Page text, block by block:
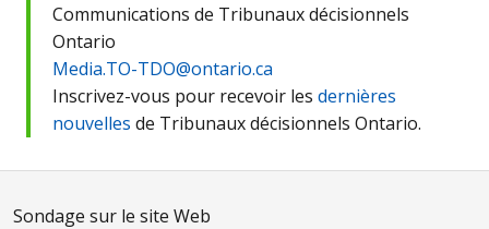
Communications de Tribunaux décisionnels
Ontario
Media.TO-TDO@ontario.ca
Inscrivez-vous pour recevoir les dernières
nouvelles de Tribunaux décisionnels Ontario.
Sondage sur le site Web